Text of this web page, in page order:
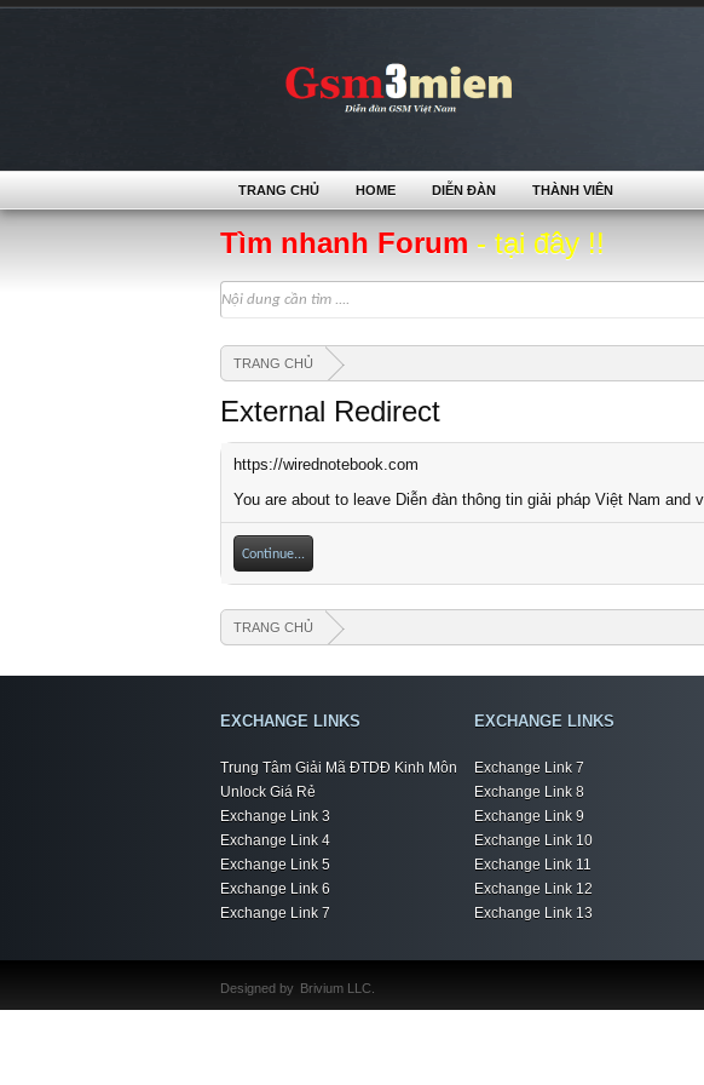
Tìm nhanh Forum - tại đây !!
TRANG CHỦ
External Redirect
https://wirednotebook.com
You are about to leave Diễn đàn thông tin giải pháp Việt Nam
Continue...
TRANG CHỦ
TRANG CHỦ HOME DIỄN ĐÀN THÀNH VIÊN
EXCHANGE LINKS
Trung Tâm Giải Mã ĐTDĐ Kinh Môn
Unlock Giá Rẻ
Exchange Link 3
Exchange Link 4
Exchange Link 5
Exchange Link 6
Exchange Link 7
EXCHANGE LINKS
Exchange Link 7
Exchange Link 8
Exchange Link 9
Exchange Link 10
Exchange Link 11
Exchange Link 12
Exchange Link 13
Designed by Brivium LLC.